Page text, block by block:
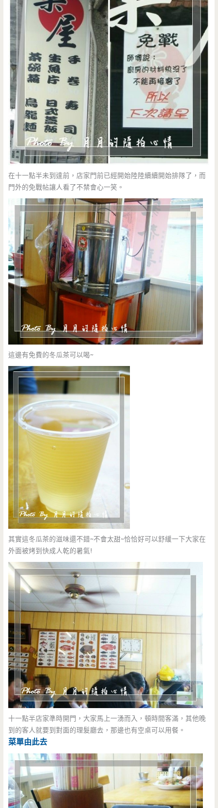
在十一點半未到達前，店家門前已經開始陸陸續續開始排隊了，而
門外的免戰帖讓人看了不禁會心一笑。
這邊有免費的冬瓜茶可以喝~
其實這冬瓜茶的滋味還不錯~不會太甜~恰恰好可以舒緩一下大家在
外面被烤到快成人乾的暑氣!
十一點半店家準時開門，大家馬上一湧而入，頓時間客滿，其他晚
到的客人就要到對面的理髮廳去，那邊也有空桌可以用餐。
菜單由此去